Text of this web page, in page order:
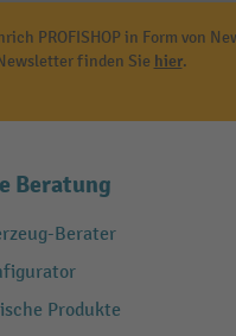
PROFISHOP in Form von
finden Sie hier.
Beratung
Berater
Produkte